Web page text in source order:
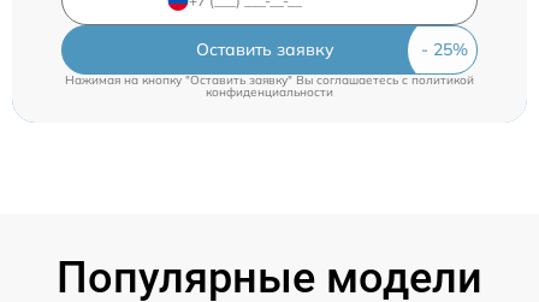
Оставить заявку
Нажимая на кнопку "Оставить заявку" Вы соглашаетесь cполитикой
конфиденциальности
Популярные модели